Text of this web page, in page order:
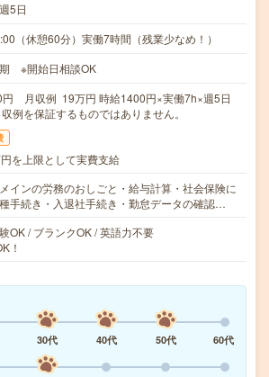
5日
（休憩60分）実働7時間（残業少なめ！）
※開始日相談OK
円 月収例 19万円 時給1400円×実働7h×週5日
例を保証するものではありません。
を上限として実費支給
インの労務のおしごと・給与計算・社会保険に
手続き・入退社手続き・勤怠データの確認…
OK / ブランクOK / 英語力不要
！
30代 40代 50代
60代